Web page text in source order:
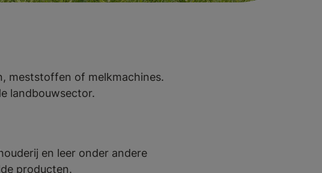
meststoffen of melkmachines.
landbouwsector.
en leer onder andere
producten.